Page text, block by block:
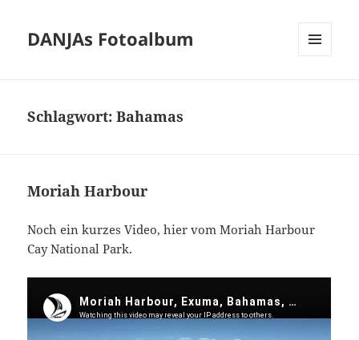
DANJAs Fotoalbum
Schlagwort:Bahamas
Moriah Harbour
Noch ein kurzes Video, hier vom Moriah Harbour
Cay National Park.